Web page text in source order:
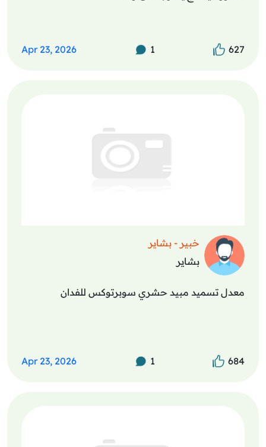
627
1
Apr 23, 2026
خبير - بشاير
بشاير
معدل تسميد مبيد حشري سوبرتوكس للفدان
684
1
Apr 23, 2026